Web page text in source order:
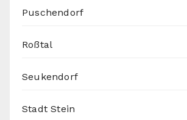
Puschendorf
Roßtal
Seukendorf
Stadt Stein